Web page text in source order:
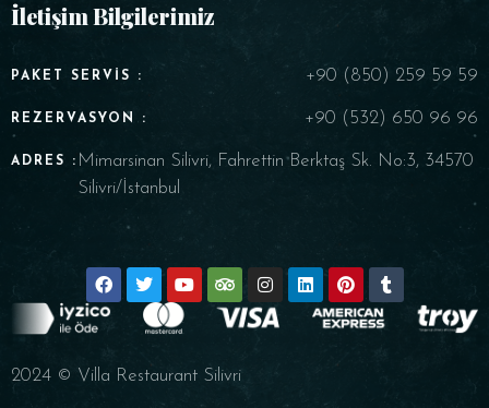
İletişim Bilgilerimiz
PAKET SERVIS : +90 (850) 259 59 59
REZERVASYON : +90 (532) 650 96 96
ADRES : Mimarsinan Silivri, Fahrettin Berktaş Sk. No:3, 34570
Silivri/İstanbul
2024 © Villa Restaurant Silivri